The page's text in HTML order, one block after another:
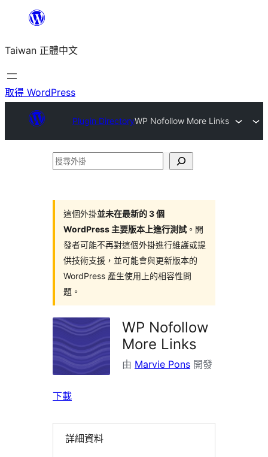
主
要
內
Taiwan 正體中文
取得 WordPress
Plugin DirectoryWP Nofollow More Links
搜
這個外掛並未在最新的 3 個
WordPress 主要版本上進行測試 。開
發者可能不再對這個外掛進行維護或提
供技術支援，並可能會與更新版本的
WordPress 產生使用上的相容性問
題。
WP Nofollow
More Links
由 Marvie Pons 開發
下載
詳細資料